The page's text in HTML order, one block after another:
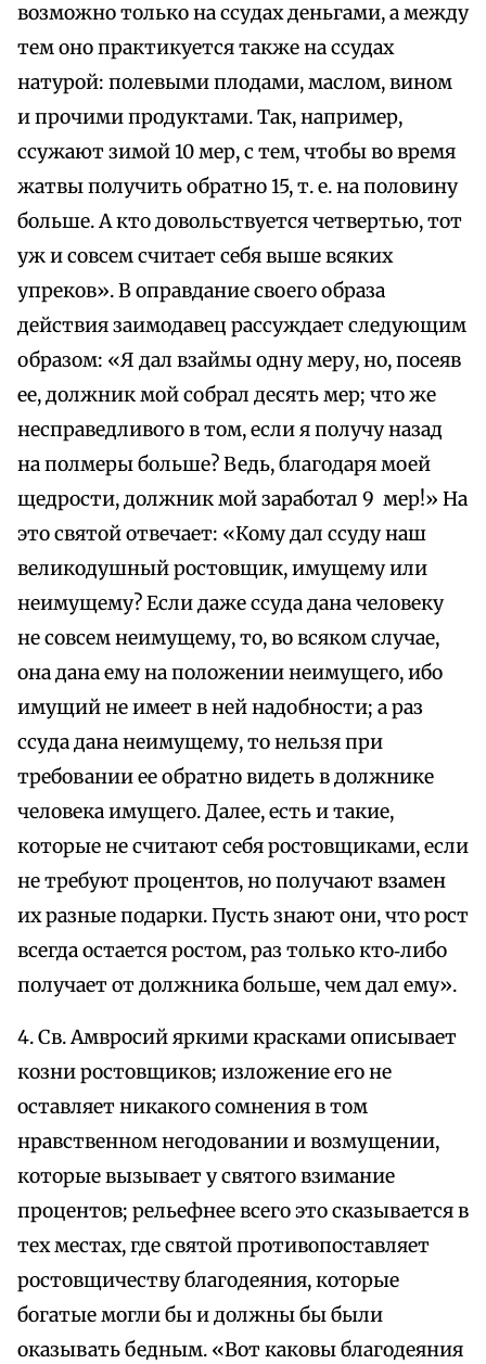
возможно только на ссудах деньгами, а между
тем оно практикуется также на ссудах
натурой: полевыми плодами, маслом, вином
и прочими продуктами. Так, например,
ссужают зимой 10 мер, с тем, чтобы во время
жатвы получить обратно 15, т. е. на половину
больше. А кто довольствуется четвертью, тот
уж и совсем считает себя выше всяких
упреков». В оправдание своего образа
действия заимодавец рассуждает следующим
образом: «Я дал взаймы одну меру, но, посеяв
ее, должник мой собрал десять мер; что же
несправедливого в том, если я получу назад
на полмеры больше? Ведь, благодаря моей
щедрости, должник мой заработал 9 мер!» На
это святой отвечает: «Кому дал ссуду наш
великодушный ростовщик, имущему или
неимущему? Если даже ссуда дана человеку
не совсем неимущему, то, во всяком случае,
она дана ему на положении неимущего, ибо
имущий не имеет в ней надобности; а раз
ссуда дана неимущему, то нельзя при
требовании ее обратно видеть в должнике
человека имущего. Далее, есть и такие,
которые не считают себя ростовщиками, если
не требуют процентов, но получают взамен
их разные подарки. Пусть знают они, что рост
всегда остается ростом, раз только кто‑либо
получает от должника больше, чем дал ему».
4. Св. Амвросий яркими красками описывает
козни ростовщиков; изложение его не
оставляет никакого сомнения в том
нравственном негодовании и возмущении,
которые вызывает у святого взимание
процентов; рельефнее всего это сказывается в
тех местах, где святой противопоставляет
ростовщичеству благодеяния, которые
богатые могли бы и должны бы были
оказывать бедным. «Вот каковы благодеяния